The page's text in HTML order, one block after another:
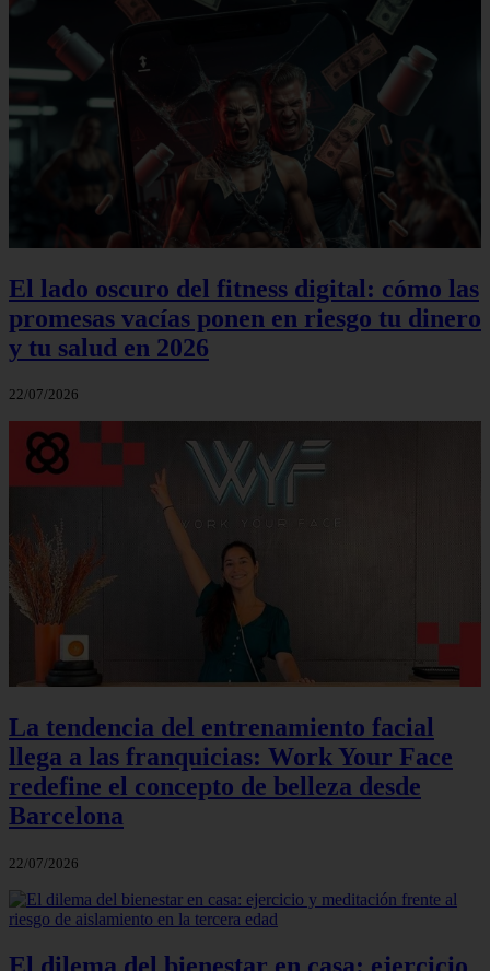
El lado oscuro del fitness digital: cómo las
promesas vacías ponen en riesgo tu dinero
y tu salud en 2026
22/07/2026
La tendencia del entrenamiento facial
llega a las franquicias: Work Your Face
redefine el concepto de belleza desde
Barcelona
22/07/2026